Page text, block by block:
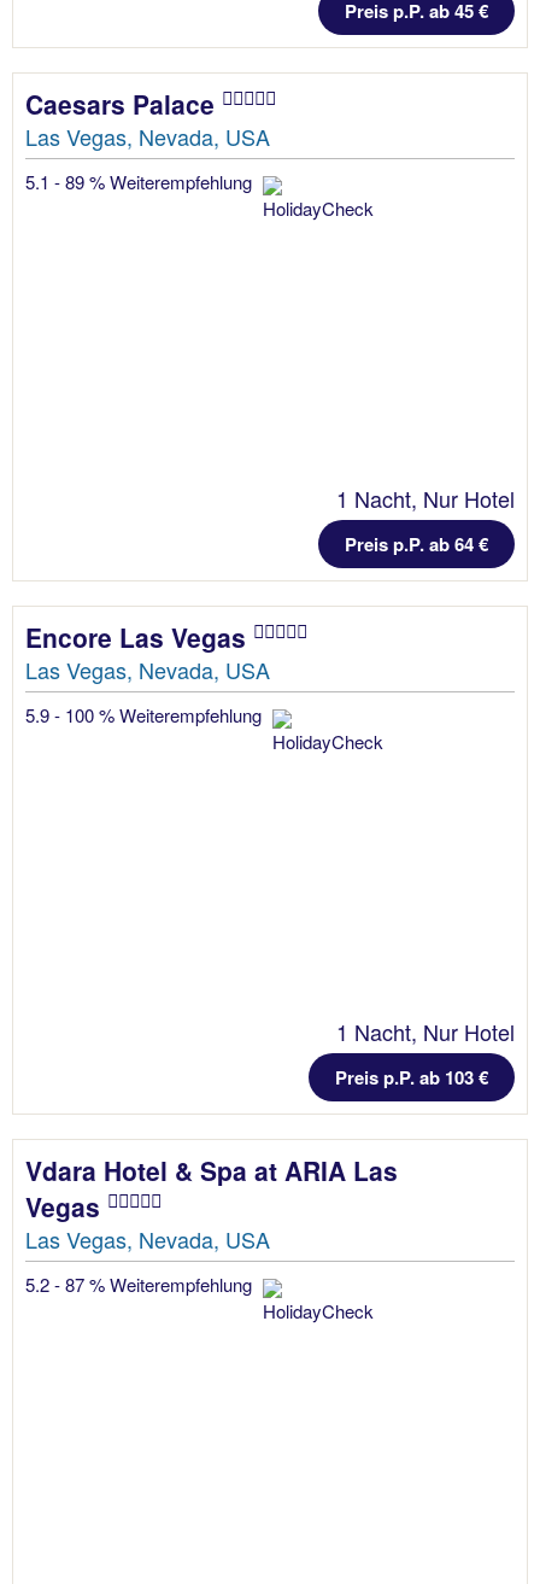
Preis p.P. ab 45 €
Caesars Palace
Las Vegas, Nevada, USA
5.1 - 89 % Weiterempfehlung
1 Nacht, Nur Hotel
Preis p.P. ab 64 €
Encore Las Vegas
Las Vegas, Nevada, USA
5.9 - 100 % Weiterempfehlung
1 Nacht, Nur Hotel
Preis p.P. ab 103 €
Vdara Hotel & Spa at ARIA Las
Vegas
Las Vegas, Nevada, USA
5.2 - 87 % Weiterempfehlung